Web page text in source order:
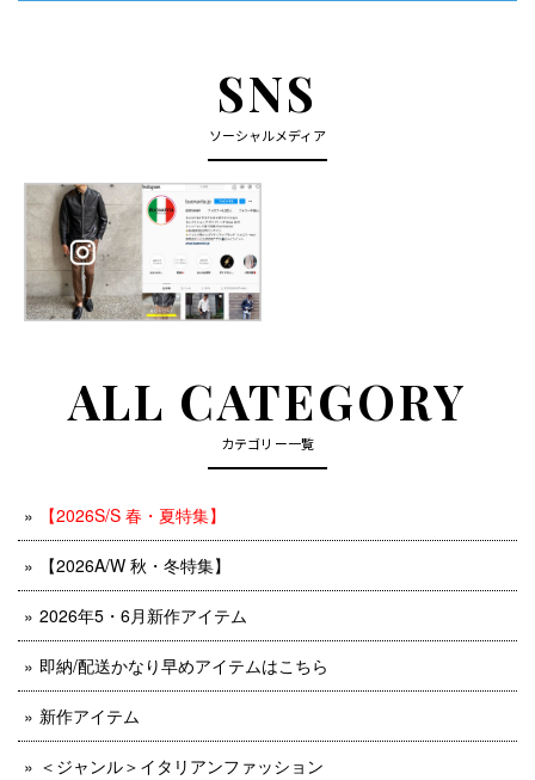
SNS
ソーシャルメディア
ALL CATEGORY
カテゴリー一覧
【2026S/S 春・夏特集】
【2026A/W 秋・冬特集】
2026年5・6月新作アイテム
即納/配送かなり早めアイテムはこちら
新作アイテム
＜ジャンル＞イタリアンファッション